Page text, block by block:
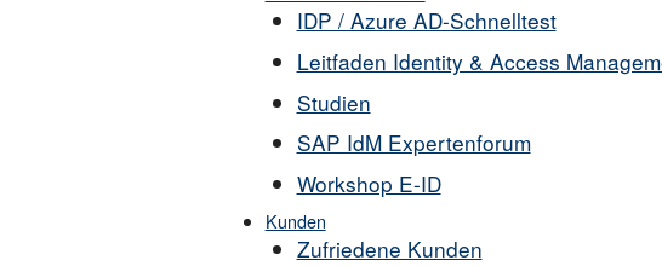
IDP / Azure AD-Schnelltest
Leitfaden Identity & Access
Studien
SAP IdM Expertenforum
Workshop E-ID
Kunden
Zufriedene Kunden